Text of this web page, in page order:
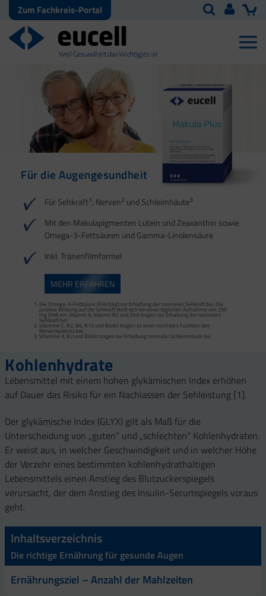
Zum Fachkreis-Portal
Für die Augengesundheit
Für Sehkraft1, Nerven2 und Schleimhäute3
Mit den Makulapigmenten Lutein und Zeaxanthin sowie
Omega-3-Fettsäuren und Gamma-Linolensäure
Inkl. Tränenfilmformel
MEHR ERFAHREN
Die Omega-3-Fettsäure DHA trägt zur Erhaltung der normalen Sehkraft bei. Die
positive Wirkung auf die Sehkraft stellt sich bei einer täglichen Aufnahme von 250
mg DHA ein. Vitamin A, Vitamin B2 und Zink tragen zur Erhaltung der normalen
Sehkraft bei.
Vitamine C, B2, B6, B12 und Biotin tragen zu einer normalen Funktion des
Nervensystems bei.
Vitamine A, B2 und Biotin tragen zur Erhaltung normaler Schleimhäute bei.
Kohlenhydrate
Lebensmittel mit einem hohen glykämischen Index erhöhen
auf Dauer das Risiko für ein Nachlassen der Sehleistung [1].
Der glykämische Index (GLYX) gilt als Maß für die
Unterscheidung von „guten“ und „schlechten“ Kohlenhydraten.
Er weist aus, in welcher Geschwindigkeit und in welcher Höhe
der Verzehr eines bestimmten kohlenhydrathaltigen
Lebensmittels einen Anstieg des Blutzuckerspiegels
verursacht, der dem Anstieg des Insulin-Serumspiegels voraus
geht.
Inhaltsverzeichnis
Die richtige Ernährung für gesunde Augen
Ernährungsziel – Anzahl der Mahlzeiten